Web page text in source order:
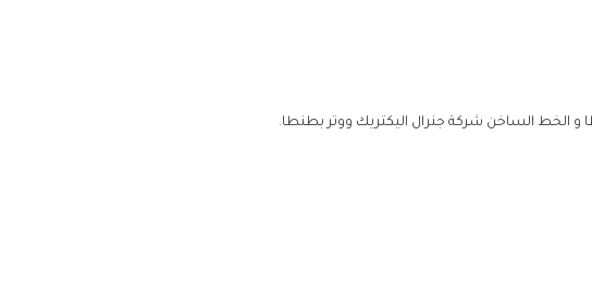
و الخط الساخن شركة جنرال اليكتريك ووتر بطنطا.